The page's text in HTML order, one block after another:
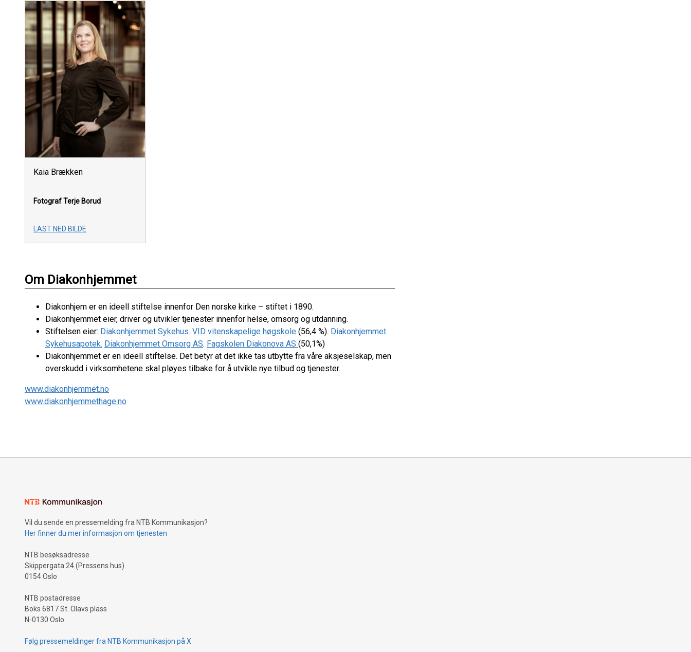
Kaia Brækken
Fotograf Terje Borud
LAST NED BILDE
Om Diakonhjemmet
Diakonhjem er en ideell stiftelse innenfor Den norske kirke – stiftet i 1890.
Diakonhjemmet eier, driver og utvikler tjenester innenfor helse, omsorg og utdanning.
Stiftelsen eier: Diakonhjemmet Sykehus. VID vitenskapelige høgskole (56,4 %). Diakonhjemmet
Sykehusapotek. Diakonhjemmet Omsorg AS. Fagskolen Diakonova AS (50,1%)
Diakonhjemmet er en ideell stiftelse. Det betyr at det ikke tas utbytte fra våre aksjeselskap, men
overskudd i virksomhetene skal pløyes tilbake for å utvikle nye tilbud og tjenester.
www.diakonhjemmet.no
www.diakonhjemmethage.no
Vil du sende en pressemelding fra NTB Kommunikasjon?
Her finner du mer informasjon om tjenesten
NTB besøksadresse
Skippergata 24 (Pressens hus)
0154 Oslo
NTB postadresse
Boks 6817 St. Olavs plass
N-0130 Oslo
Følg pressemeldinger fra NTB Kommunikasjon på X